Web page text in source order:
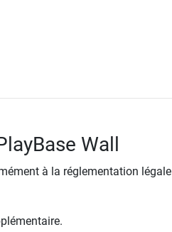
Wall
à la réglementation